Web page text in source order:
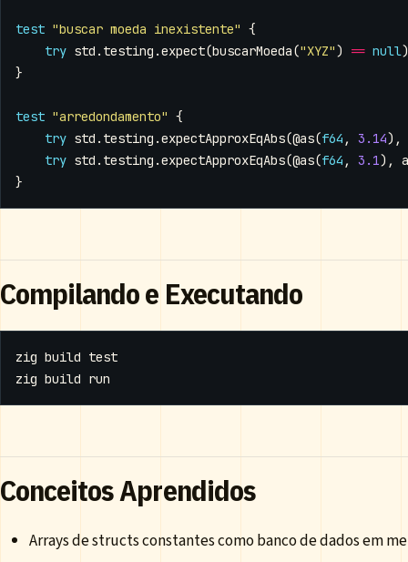
test "buscar moeda inexistente" {
try std . testing .expect(buscarMoeda("XYZ") == null
}
test "arredondamento" {
try std . testing .expectApproxEqAbs(@as(f64 , 3.14),
try std . testing .expectApproxEqAbs(@as(f64 , 3.1),
}
Compilando e Executando
zig build test
Conceitos Aprendidos
Arrays de structs constantes como banco de dados em